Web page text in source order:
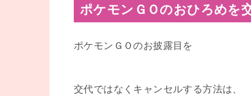
ポケモンＧＯのおひろめを
ポケモンＧＯのお披露目を
交代ではなくキャンセルする方法は、